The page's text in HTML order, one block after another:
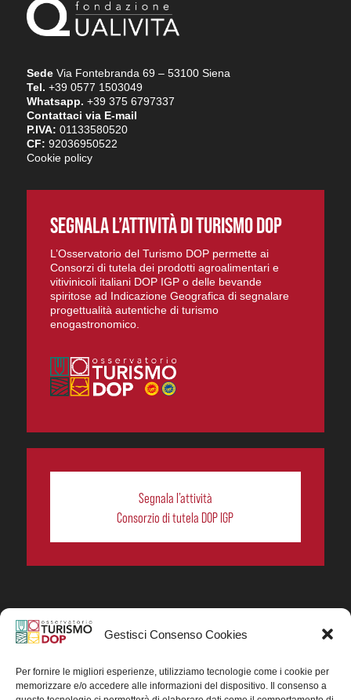
Gestisci Consenso Cookies
Per fornire le migliori esperienze, utilizziamo tecnologie come i cookie per
memorizzare e/o accedere alle informazioni del dispositivo. Il consenso a
SedeVia Fontebranda 69 – 53100 Siena
Tel. +39 0577 1503049
Whatsapp. +39 375 6797337
Contattaci via E-mail
P.IVA: 01133580520
CF: 92036950522
Cookie policy
SEGNALA L’ATTIVITÀ DI TURISMO DOP
L’Osservatorio del Turismo DOP permette ai
Consorzi di tutela dei prodotti agroalimentari e
vitivinicoli italiani DOP IGP o delle bevande
spiritose ad Indicazione Geografica di segnalare
progettualità autentiche di turismo
enogastronomico.
Segnala l’attività
Consorzio di tutela DOP IGP
In collaborazione ORIGIN ITALIA.
del turismo enogastronomico dei prodotti DOP IGP
italiani.
Concessione contributo MASAF DM n. 0311719 del